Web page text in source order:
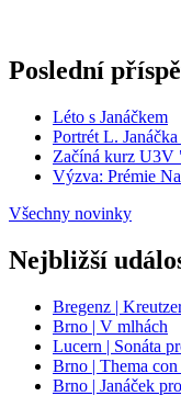
Poslední
Léto s Janáčkem
Portrét L.
Začíná kurz U3V
Výzva: Prémie
Všechny novinky
Nejbližší
Bregenz |
Brno | V mlhách
Lucern | Sonáta
Brno | Thema
Brno | Janáček